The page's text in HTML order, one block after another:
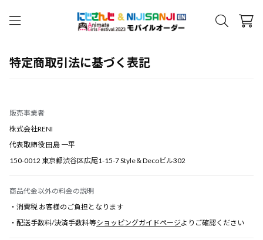
特定商取引法に基づく表記
販売事業者
株式会社RENI
代表取締役 田島 一平
150-0012 東京都渋谷区広尾1-15-7 Style＆Decoビル302
商品代金以外の料金の説明
・消費税 お客様のご負担となります
・配送手数料/決済手数料等ショッピングガイドページよりご確認ください